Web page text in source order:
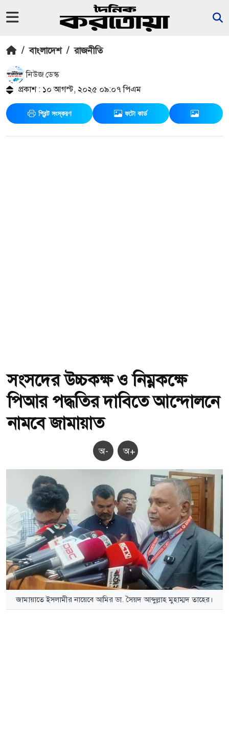
/ বাংলাদেশ / রাজনীতি
নিউজ ডেস্ক
প্রকাশ : ১০ আগস্ট, ২০২৫ ০৯:০৭ পিএম
প্রিন্ট সংস্করণ ফটো কার্ড
সংসদের উচ্চকক্ষ ও নিম্নকক্ষে
পিআর পদ্ধতির দাবিতে আন্দোলনে
নামবে জামায়াত
অ- অ+
জামায়াতে ইসলামীর নায়েবে আমির ডা. সৈয়দ আব্দুল্লাহ মুহাম্মদ তাহের।